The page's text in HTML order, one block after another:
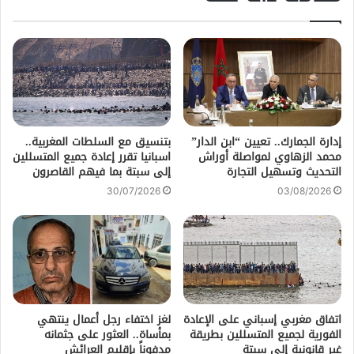
إدارة الجمارك.. تعيين “ابن الدار”
محمد الزهاوي لمواصلة أوراش
التحديث وتسهيل التجارة
03/08/2026
بتنسيق مع السلطات المغربية..
اسبانيا تقرر إعادة جميع المتسللين
إلى سبتة بما فيهم القاصرون
30/07/2026
اتفاق مغربي إسباني على الإعادة
الفورية لجميع المتسللين بطريقة
لغز اختفاء رجل أعمال ينتهي
بمأساة.. العثور على جثمانه